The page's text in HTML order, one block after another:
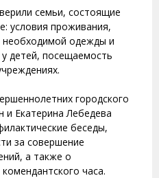
семьи, состоящие
условия проживания,
необходимой одежды и
детей, посещаемость
городского
и Екатерина Лебедева
беседы,
за совершение
а также о
часа.